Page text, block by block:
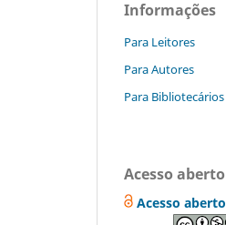
Informações
Para Leitores
Para Autores
Para Bibliotecários
Acesso aberto
Acesso aberto